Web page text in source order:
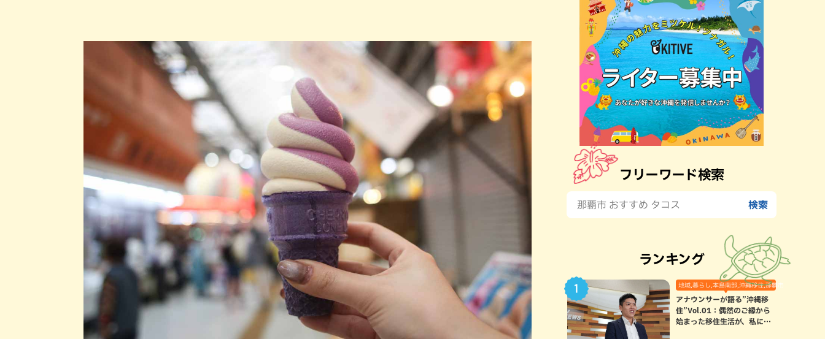
フリーワード検索
ランキング
地域,暮らし,本島南部,沖縄移住,那覇市
アナウンサーが語る”沖縄移
住”Vol.01：偶然のご縁から
始まった移住生活が、私にと